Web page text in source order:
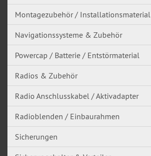
Montagezubehör / Installationsmaterial
Navigationssysteme & Zubehör
Powercap / Batterie / Entstörmaterial
Radios & Zubehör
Radio Anschlusskabel / Aktivadapter
Radioblenden / Einbaurahmen
Sicherungen